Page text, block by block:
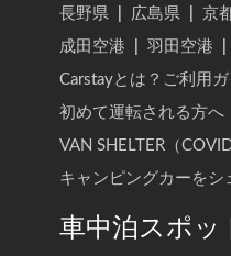
長野県
広島県 京
成田空港
羽田空港
Carstayとは？ご利用ガ
初めて運転される方へ
VAN SHELTER（
キャンピングカーをシ
車中泊スポッ